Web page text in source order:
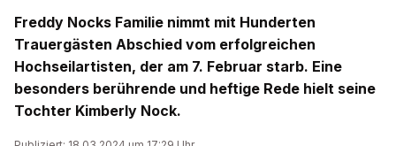
Freddy Nocks Familie nimmt mit Hunderten
Trauergästen Abschied vom erfolgreichen
Hochseilartisten, der am 7. Februar starb. Eine
besonders berührende und heftige Rede hielt seine
Tochter Kimberly Nock.